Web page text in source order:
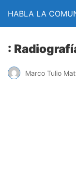
HABLA LA
:
Marco Tulio